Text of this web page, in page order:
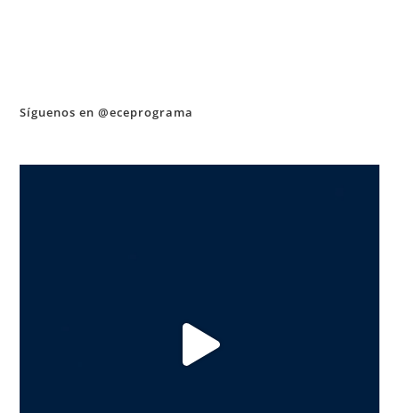
Síguenos en @eceprograma